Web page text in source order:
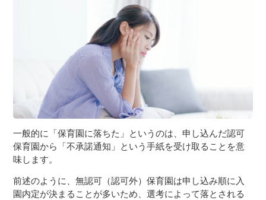
一般的に「保育園に落ちた」というのは、申し込んだ認可
保育園から「不承諾通知」という手紙を受け取ることを意
味します。
前述のように、無認可（認可外）保育園は申し込み順に入
園内定が決まることが多いため、選考によって落とされる